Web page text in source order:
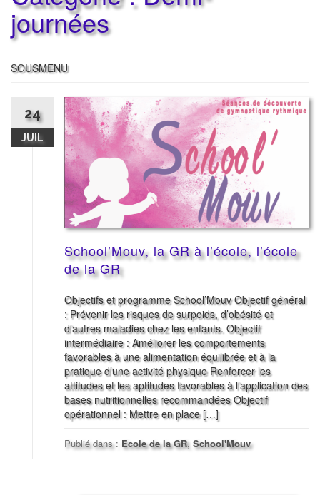
journées
SOUSMENU
24
JUIL
School’Mouv, la GR à l’école, l’école
de la GR
Objectifs et programme School’Mouv Objectif général
: Prévenir les risques de surpoids, d’obésité et
d’autres maladies chez les enfants. Objectif
intermédiaire : Améliorer les comportements
favorables à une alimentation équilibrée et à la
pratique d’une activité physique Renforcer les
attitudes et les aptitudes favorables à l’application des
bases nutritionnelles recommandées Objectif
opérationnel : Mettre en place […]
Publié dans : Ecole de la GR, School'Mouv